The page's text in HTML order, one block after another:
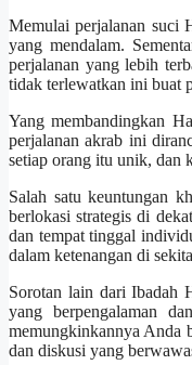
Memulai perjalanan suci
yang mendalam.
perjalanan yang lebih
tidak terlewatkan ini buat
Yang membandingkan
perjalanan akrab ini
setiap orang itu unik, dan
Salah satu keuntungan
berlokasi strategis di
dan tempat tinggal
dalam ketenangan di
Sorotan lain dari Ibadah
yang berpengalaman
memungkinkannya Anda
dan diskusi yang